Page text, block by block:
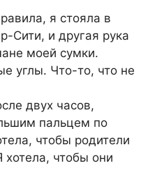
я стояла в
Сити, и другая рука
моей сумки.
углы. Что-то, что не
двух часов,
пальцем по
чтобы родители
хотела, чтобы они